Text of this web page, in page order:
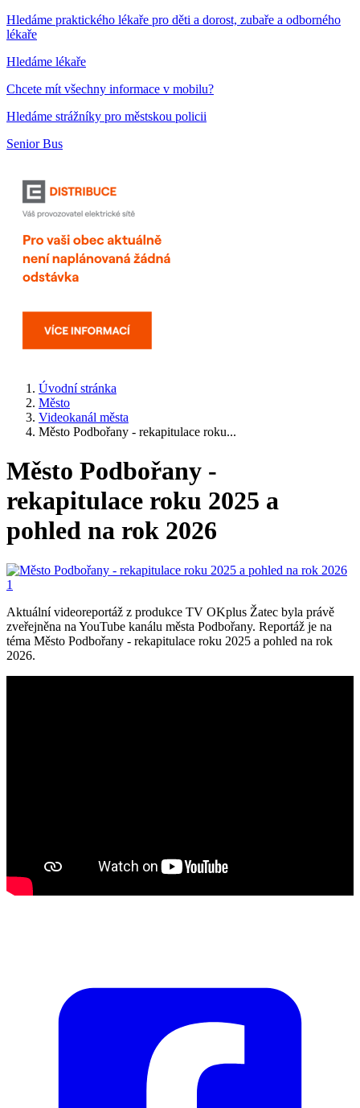
Hledáme praktického lékaře pro děti a dorost, zubaře a odborného
lékaře
Hledáme lékaře
Chcete mít všechny informace v mobilu?
Hledáme strážníky pro městskou policii
Senior Bus
Úvodní stránka
Město
Videokanál města
Město Podbořany - rekapitulace roku...
Město Podbořany -
rekapitulace roku 2025 a
pohled na rok 2026
Aktuální videoreportáž z produkce TV OKplus Žatec byla právě
zveřejněna na YouTube kanálu města Podbořany. Reportáž je na
téma Město Podbořany - rekapitulace roku 2025 a pohled na rok
2026.